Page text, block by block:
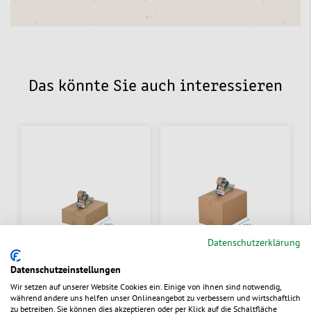
Das könnte Sie auch interessieren
Faltschachtel 1- & 2-
wellig, braun, 300 -
Faltschachtel 1- & 2-
wellig, braun, 400 -
Datenschutzerklärung
Datenschutzeinstellungen
Wir setzen auf unserer Website Cookies ein. Einige von ihnen sind notwendig,
während andere uns helfen unser Onlineangebot zu verbessern und wirtschaftlich
zu betreiben. Sie können dies akzeptieren oder per Klick auf die Schaltfläche